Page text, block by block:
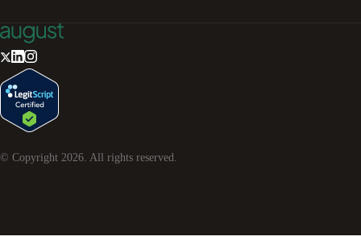
© Copyright 2026. All rights reserved.